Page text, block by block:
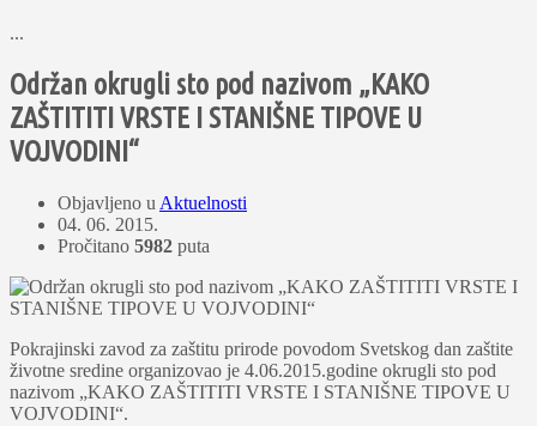
...
Održan okrugli sto pod nazivom „KAKO
ZAŠTITITI VRSTE I STANIŠNE TIPOVE U
VOJVODINI“
Objavljeno u Aktuelnosti
04. 06. 2015.
Pročitano 5982 puta
Pokrajinski zavod za zaštitu prirode povodom Svetskog dan zaštite
životne sredine organizovao je 4.06.2015.godine okrugli sto pod
nazivom „KAKO ZAŠTITITI VRSTE I STANIŠNE TIPOVE U
VOJVODINI“.